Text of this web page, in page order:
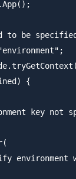
to be
{
key not
environment